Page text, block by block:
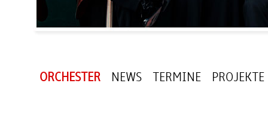
ORCHESTER NEWS TERMINE PROJEKTE